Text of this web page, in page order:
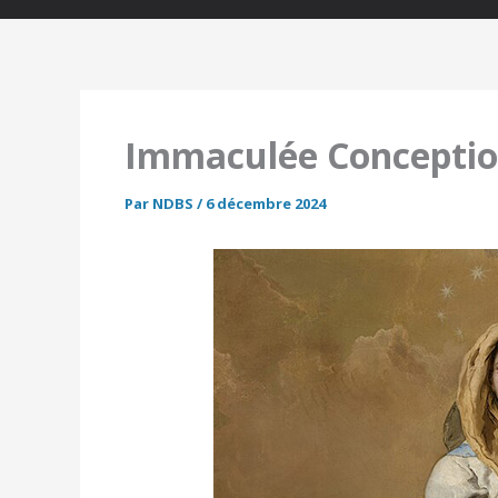
Immaculée
Par NDBS /6 décembre 2024